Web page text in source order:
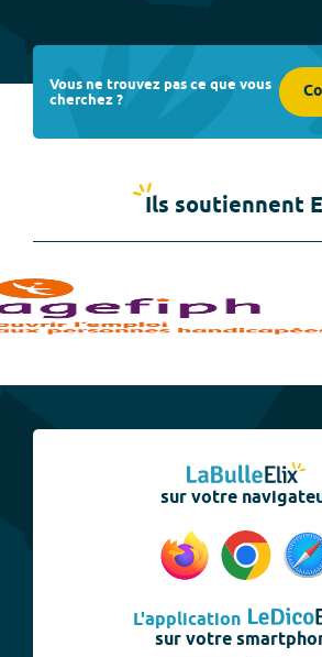
Vous ne trouvez pas ce que vous
cherchez ?
Ils soutiennent
sur votre
L'application
sur votre